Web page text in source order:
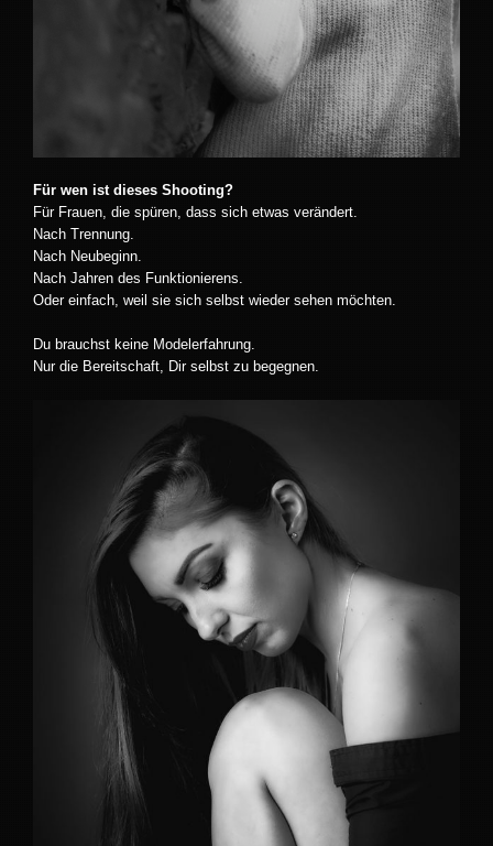
Für wen ist dieses Shooting?
Für Frauen, die spüren, dass sich etwas verändert.
Nach Trennung.
Nach Neubeginn.
Nach Jahren des Funktionierens.
Oder einfach, weil sie sich selbst wieder sehen möchten.
Du brauchst keine Modelerfahrung.
Nur die Bereitschaft, Dir selbst zu begegnen.